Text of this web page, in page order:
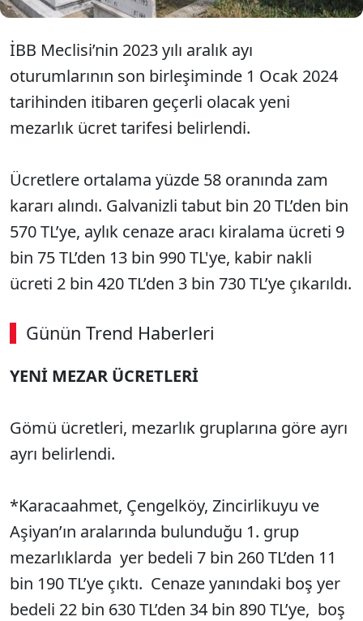
İBB Meclisi’nin 2023 yılı aralık ayı
oturumlarının son birleşiminde 1 Ocak 2024
tarihinden itibaren geçerli olacak yeni
mezarlık ücret tarifesi belirlendi.
Ücretlere ortalama yüzde 58 oranında zam
kararı alındı. Galvanizli tabut bin 20 TL’den bin
570 TL’ye, aylık cenaze aracı kiralama ücreti 9
bin 75 TL’den 13 bin 990 TL'ye, kabir nakli
ücreti 2 bin 420 TL’den 3 bin 730 TL’ye çıkarıldı.
Günün Trend Haberleri
00:02 / 09:15
YENİ MEZAR ÜCRETLERİ
Gömü ücretleri, mezarlık gruplarına göre ayrı
ayrı belirlendi.
*Karacaahmet, Çengelköy, Zincirlikuyu ve
Aşiyan’ın aralarında bulunduğu 1. grup
mezarlıklarda yer bedeli 7 bin 260 TL’den 11
bin 190 TL’ye çıktı. Cenaze yanındaki boş yer
bedeli 22 bin 630 TL’den 34 bin 890 TL’ye, boş